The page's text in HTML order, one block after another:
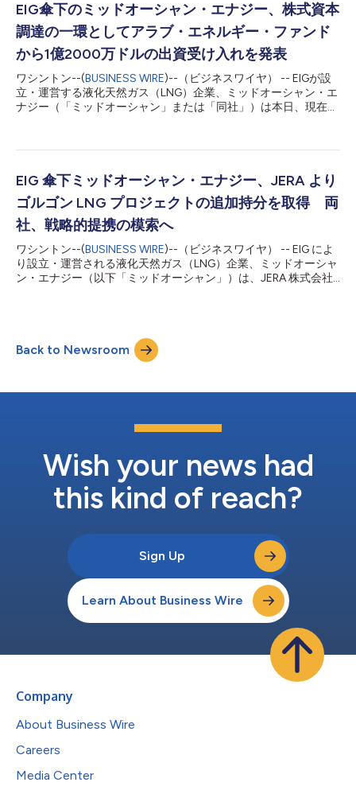
る資本の集約、投資案件の創出、ならびに機関投資家向け投資機
会の開発を目的とする戦略的パートナーシップを締結しました。
今回のミッドオーシャンへの出資は、私設部門にとって世界の
LNG分野への本格参入を意味するとともに、グローバルなエネル
ギー・インフラ投資会社であるEIGとのより広範な戦略的関係の
始まりとなります。両者は本パートナーシップを通じ、エネルギ
ーおよび関連インフラ分野における今後の投資機会で協力してい
く予定です。 また今回の出資により、ミッドオーシャンの質の
EIG傘下のミッドオーシャン・エナジー、株式資本
調達の一環としてアラブ・エネルギー・ファンド
から1億2000万ドルの出資受け入れを発表
ワシントン--(BUSINESS WIRE)--（ビジネスワイヤ） -- EIGが設
立・運営する液化天然ガス（LNG）企業、ミッドオーシャン・エ
ナジー（「ミッドオーシャン」または「同社」）は本日、現在進
億2,000万ドルの出資を受け入れると発表しました。 TAEFによ
強化するとともに、多角化された強靭・長期安定型のグローバル
LNG事業を構築するという同社の戦略への根強い支持を裏付ける
ものです。 現在、複数の追加投資家との間で契約書類の手続き
が進んでおり、引き続き力強い勢いが続いています。ミッドオー
シャンは今後も資本調達を継続し、新規投資家からの累計調達額
として最大20億ドルを目標としています。 ミッドオーシャンの
会長兼EIGのCEOであるR・ブレア・トーマス氏は、次のように述
べています。「アラブ・エネルギー・ファンドをミッドオーシャ
EIG 傘下ミッドオーシャン・エナジー、JERA より
ゴルゴン LNG プロジェクトの追加持分を取得 両
社、戦略的提携の模索へ
ワシントン--(BUSINESS WIRE)--（ビジネスワイヤ） -- EIG によ
り設立・運営される液化天然ガス（LNG）企業、ミッドオーシャ
ン・エナジー（以下「ミッドオーシャン」）は、JERA 株式会社
ドオーシャンは同プロジェクトの既存参加企業であり、本取引に
より同社のゴルゴン LNG プロジェクトに対する持分比率は
1.417％に拡大します。本取引の対象は、JERA がイクシス LNG
行条件の充足を条件として、ゴルゴンおよびイクシスプロジェク
を前提に、イクシスプロジェクトの持分は同プロジェクトの既存
合弁事業参加企業へ移管される予定です。 本買収により、シェ
に対するミッドオーシャンの持分保有規模が拡大し、...
Back to Newsroom
Wish your news had
this kind of reach?
Sign Up
Learn About Business Wire
Company
About Business Wire
Careers
Media Center